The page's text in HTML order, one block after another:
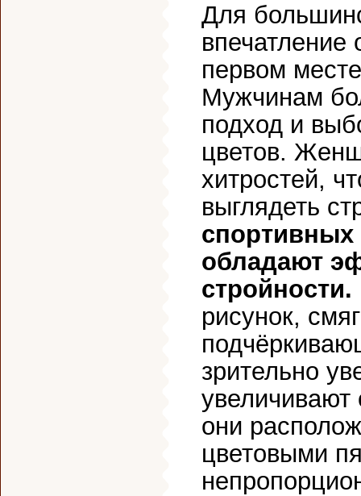
Для
впечатление
первом
Мужчинам
подход и
цветов.
хитростей,
выглядеть
спортивных
обладают
стройности.
рисунок,
зрительно
они
цветовыми